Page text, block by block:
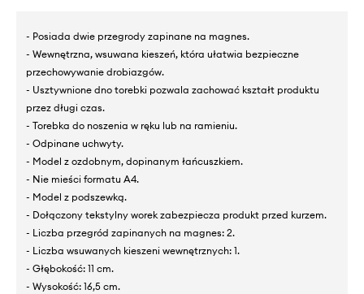
- Posiada dwie przegrody zapinane na magnes.
- Wewnętrzna, wsuwana kieszeń, która ułatwia bezpieczne
przechowywanie drobiazgów.
- Usztywnione dno torebki pozwala zachować kształt produktu
przez długi czas.
- Torebka do noszenia w ręku lub na ramieniu.
- Odpinane uchwyty.
- Model z ozdobnym, dopinanym łańcuszkiem.
- Nie mieści formatu A4.
- Model z podszewką.
- Dołączony tekstylny worek zabezpiecza produkt przed kurzem.
- Liczba przegród zapinanych na magnes: 2.
- Liczba wsuwanych kieszeni wewnętrznych: 1.
- Głębokość: 11 cm.
- Wysokość: 16,5 cm.